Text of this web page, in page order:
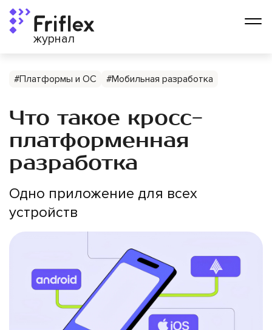
журнал
#Платформы и ОС #Мобильная разработка
Что такое кросс­
платформенная
разработка
Одно приложение для всех
устройств